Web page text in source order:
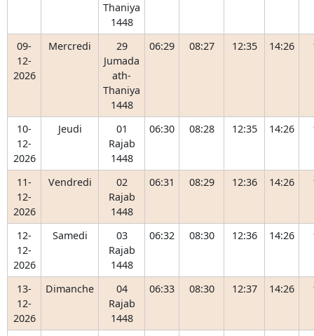
Thaniya
1448
09-
12-
2026
Mercredi
29
Jumada
ath-
Thaniya
1448
06:29 08:27 12:35 14:26
10-
12-
2026
Jeudi
01
Rajab
1448
06:30 08:28 12:35 14:26
11-
12-
2026
Vendredi
02
Rajab
1448
06:31 08:29 12:36 14:26
12-
12-
2026
Samedi
03
Rajab
1448
06:32 08:30 12:36 14:26
13-
12-
2026
Dimanche
04
Rajab
1448
06:33 08:30 12:37 14:26